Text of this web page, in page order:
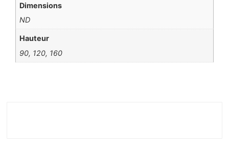
Dimensions
ND
Hauteur
90, 120, 160